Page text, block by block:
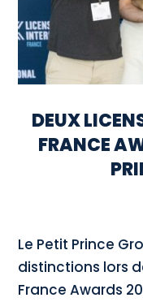
DEUX
FRANCE
Le Petit Prince
distinctions lors
France Awards